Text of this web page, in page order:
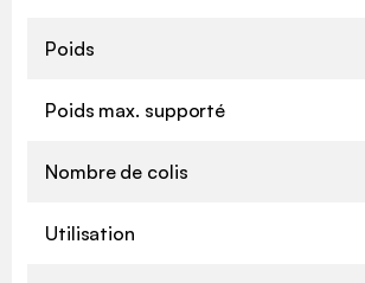
Poids
Poids max. supporté
Nombre de colis
Utilisation